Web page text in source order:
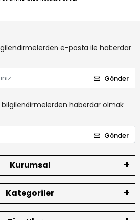
e-posta ile haberdar
Gönder
haberdar olmak
Gönder
Kurumsal
Kategoriler